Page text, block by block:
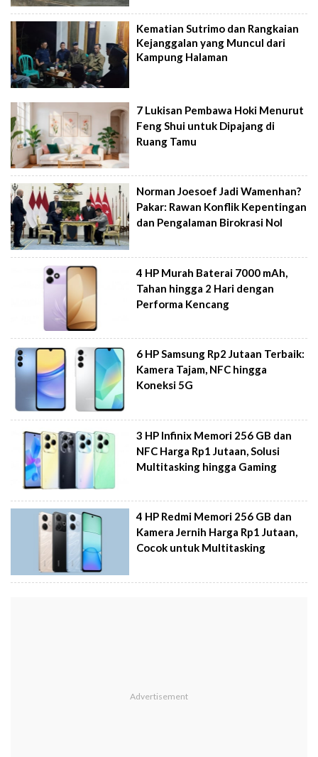
Kematian Sutrimo dan Rangkaian
Kejanggalan yang Muncul dari
Kampung Halaman
7 Lukisan Pembawa Hoki Menurut
Feng Shui untuk Dipajang di
Ruang Tamu
Norman Joesoef Jadi Wamenhan?
Pakar: Rawan Konflik Kepentingan
dan Pengalaman Birokrasi Nol
4 HP Murah Baterai 7000 mAh,
Tahan hingga 2 Hari dengan
Performa Kencang
6 HP Samsung Rp2 Jutaan Terbaik:
Kamera Tajam, NFC hingga
Koneksi 5G
3 HP Infinix Memori 256 GB dan
NFC Harga Rp1 Jutaan, Solusi
Multitasking hingga Gaming
4 HP Redmi Memori 256 GB dan
Kamera Jernih Harga Rp1 Jutaan,
Cocok untuk Multitasking